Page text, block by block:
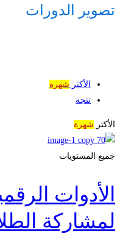
تصوير الدورات
الأكثر شهرة
تتجه
الأكثر شهرة
جميع المستويات
الأدوات
لمشاركة